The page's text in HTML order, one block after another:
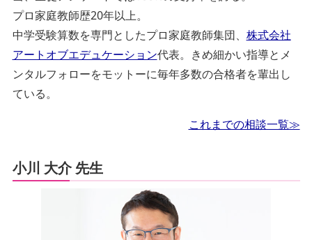
プロ家庭教師歴20年以上。
中学受験算数を専門としたプロ家庭教師集団、 株式会社
アートオブエデュケーション代表。きめ細かい指導とメ
ンタルフォローをモットーに毎年多数の合格者を輩出し
ている。
これまでの相談一覧≫
小川 大介 先生